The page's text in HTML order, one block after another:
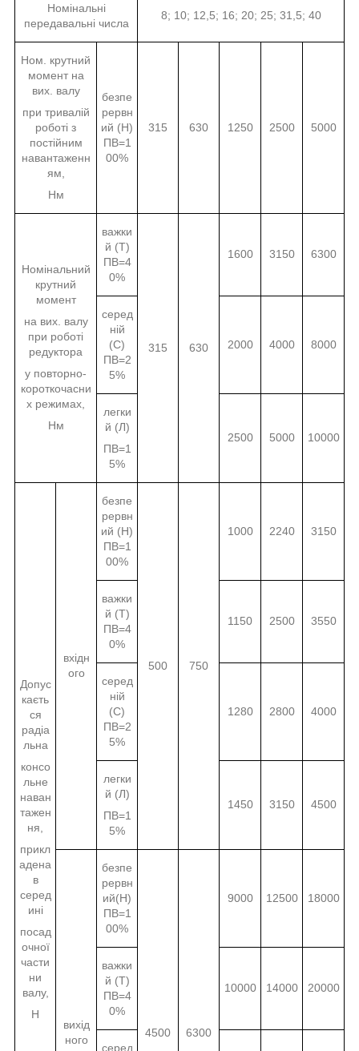
Номінальні
передавальні числа
8; 10; 12,5; 16; 20; 25; 31,5; 40
Ном. крутний
момент на
вих. валу
при тривалій
роботі з
постійним
навантаженн
ям,
Нм
безпе
рервн
ий (Н)
ПВ=1
00%
315 630 1250 2500 5000
Номінальний
крутний
момент
на вих. валу
при роботі
редуктора
у повторно-
короткочасни
х режимах,
Нм
важки
й (Т)
ПВ=4
0%
315 630
1600 3150 6300
серед
ній
(С)
ПВ=2
5%
2000 4000 8000
легки
й (Л)
ПВ=1
5%
2500 5000 10000
Допус
каєть
ся
радіа
льна
консо
льне
наван
тажен
ня,
прикл
адена
в
серед
ині
посад
очної
части
ни
валу,
Н
вхідн
ого
безпе
рервн
ий (Н)
ПВ=1
00%
500 750
1000 2240 3150
важки
й (Т)
ПВ=4
0%
1150 2500 3550
серед
ній
(С)
ПВ=2
5%
1280 2800 4000
легки
й (Л)
ПВ=1
5%
1450 3150 4500
вихід
ного
безпе
рервн
ий(Н)
ПВ=1
00%
4500 6300
9000 12500 18000
важки
й (Т)
ПВ=4
0%
10000 14000 20000
серед